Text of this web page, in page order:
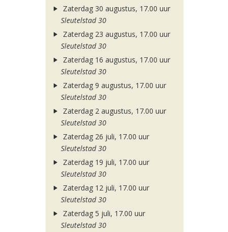
Zaterdag 30 augustus, 17.00 uur
Sleutelstad 30
Zaterdag 23 augustus, 17.00 uur
Sleutelstad 30
Zaterdag 16 augustus, 17.00 uur
Sleutelstad 30
Zaterdag 9 augustus, 17.00 uur
Sleutelstad 30
Zaterdag 2 augustus, 17.00 uur
Sleutelstad 30
Zaterdag 26 juli, 17.00 uur
Sleutelstad 30
Zaterdag 19 juli, 17.00 uur
Sleutelstad 30
Zaterdag 12 juli, 17.00 uur
Sleutelstad 30
Zaterdag 5 juli, 17.00 uur
Sleutelstad 30